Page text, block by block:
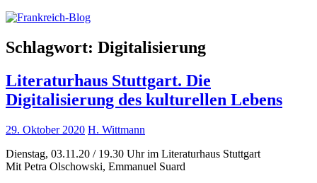
Schlagwort: Digitalisierung
Literaturhaus Stuttgart. Die
Digitalisierung des kulturellen Lebens
29. Oktober 2020 H. Wittmann
Dienstag, 03.11.20 / 19.30 Uhr im Literaturhaus Stuttgart
Mit Petra Olschowski, Emmanuel Suard